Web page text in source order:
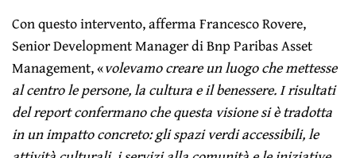
Con questo intervento, afferma Francesco Rovere,
Senior Development Manager di Bnp Paribas Asset
Management, «volevamo creare un luogo che mettesse
al centro le persone, la cultura e il benessere. I risultati
del report confermano che questa visione si è tradotta
in un impatto concreto: gli spazi verdi accessibili, le